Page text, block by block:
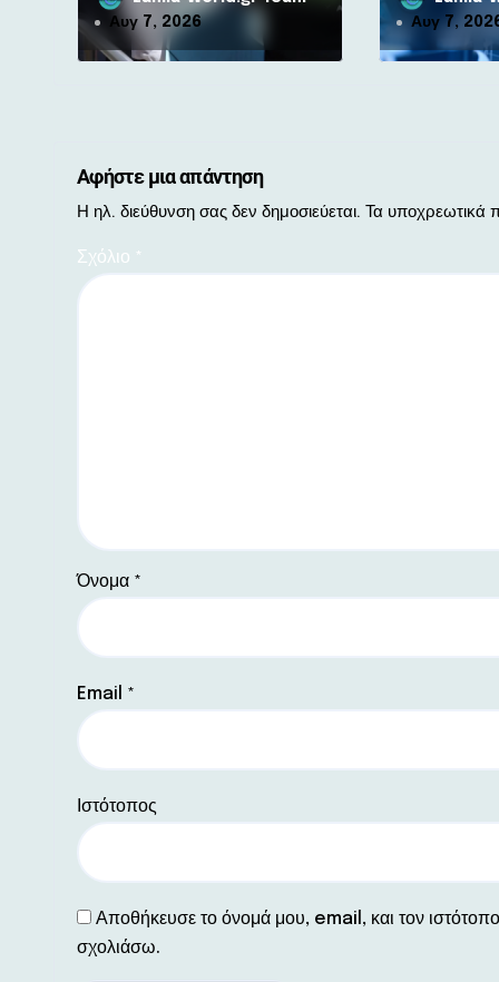
ν
Αυγ 7, 2026
Καρπενησίου
Αυγ 7,
Αφήστε μια απάντηση
Η ηλ. διεύθυνση σας δεν δημοσιεύεται. Τα υποχρεωτικά
Σχόλιο *
Όνομα *
Email *
Ιστότοπος
Αποθήκευσε το όνομά μου, email, και τον
σχολιάσω.